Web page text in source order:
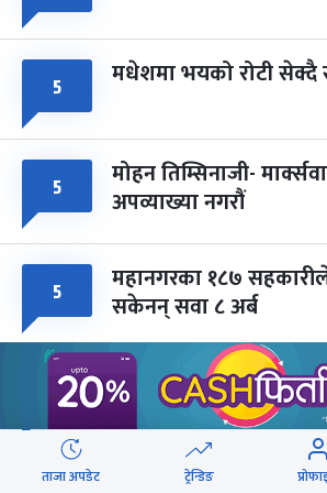
५ मधेशमा भयको रोटी सेक्दै
५ मोहन तिम्सिनाजी-
अपव्याख्या नगरौं
५ महानगरका १८७
सकेनन् सवा ८ अर्ब
४ राजमार्ग दायाँबायाँका
कर ५ प्रतिशत बिन्दु बढाइँदै
ताजा अपडेट ट्रेन्डिङ